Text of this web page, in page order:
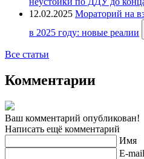
12.02.2025 Мораторий на
в 2025 году: новые реалии
Все статьи
Комментарии
Ваш комментарий опубликован!
Написать ещё комментарий
Имя
E-mail